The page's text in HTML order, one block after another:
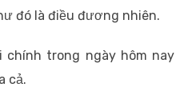
đó là điều đương nhiên.
chính trong ngày hôm nay
cả.